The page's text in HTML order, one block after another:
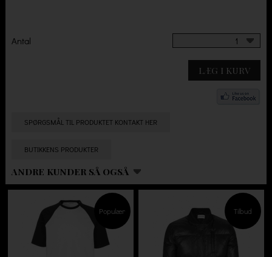
Antal 1
LÆG I KURV
SPØRGSMÅL TIL PRODUKTET KONTAKT HER
BUTIKKENS PRODUKTER
ANDRE KUNDER SÅ OGSÅ
Populær Tilbud